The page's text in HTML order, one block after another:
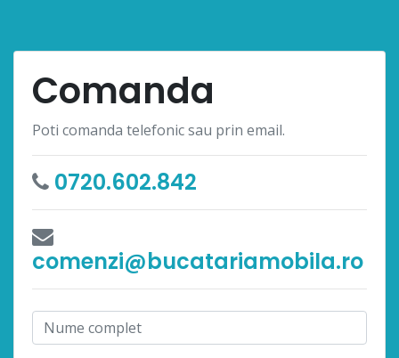
Comanda
Poti comanda telefonic sau prin email.
0720.602.842
comenzi@bucatariamobila.ro